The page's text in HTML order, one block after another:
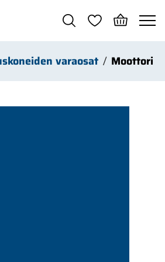
varaosat Moottori